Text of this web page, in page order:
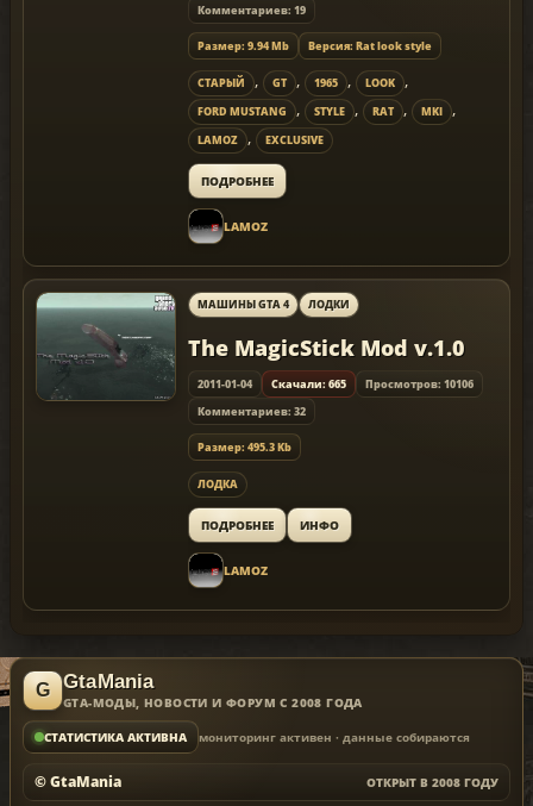
Комментариев: 19
Размер: 9.94 Mb Версия: Rat look style
СТАРЫЙ , GT , 1965 , LOOK ,
FORD MUSTANG , STYLE , RAT , MKI ,
LAMOZ , EXCLUSIVE
ПОДРОБНЕЕ
LAMOZ
МАШИНЫ GTA 4 ЛОДКИ
The MagicStick Mod v.1.0
2011-01-04 Скачали: 665
Просмотров: 10106
Комментариев: 32
Размер: 495.3 Kb
ЛОДКА
ПОДРОБНЕЕ ИНФО
LAMOZ
GtaMania
GTA-МОДЫ, НОВОСТИ И ФОРУМ С 2008 ГОДА
СТАТИСТИКА АКТИВНА мониторинг активен · данные собираются
© GtaMania ОТКРЫТ В 2008 ГОДУ